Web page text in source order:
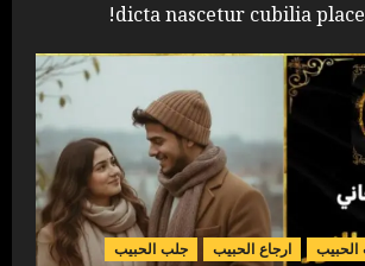
dicta nascetur cubilia
ارجاع الحبيب
جلب الحبيب